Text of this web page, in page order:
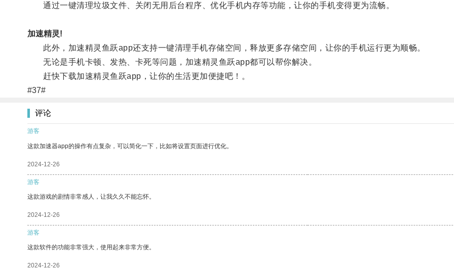
通过一键清理垃圾文件、关闭无用后台程序、优化手机内存等功能，让你的手机变得更为流畅。
加速精灵!
此外，加速精灵鱼跃app还支持一键清理手机存储空间，释放更多存储空间，让你的手机运行更为顺畅。
无论是手机卡顿、发热、卡死等问题，加速精灵鱼跃app都可以帮你解决。
赶快下载加速精灵鱼跃app，让你的生活更加便捷吧！。
#37#
评论
游客
这款加速器app的操作有点复杂，可以简化一下，比如将设置页面进行优化。
2024-12-26
游客
这款游戏的剧情非常感人，让我久久不能忘怀。
2024-12-26
游客
这款软件的功能非常强大，使用起来非常方便。
2024-12-26